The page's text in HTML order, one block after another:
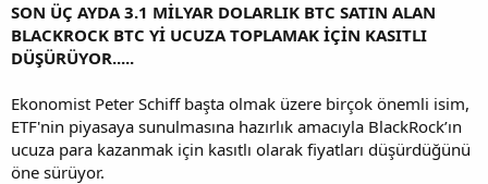
SON ÜÇ AYDA 3.1 MİLYAR DOLARLIK BTC SATIN ALAN
BLACKROCK BTC Yİ UCUZA TOPLAMAK İÇİN KASITLI
DÜŞÜRÜYOR.....
Ekonomist Peter Schiff başta olmak üzere birçok önemli isim,
ETF'nin piyasaya sunulmasına hazırlık amacıyla BlackRock’ın
ucuza para kazanmak için kasıtlı olarak fiyatları düşürdüğünü
öne sürüyor.